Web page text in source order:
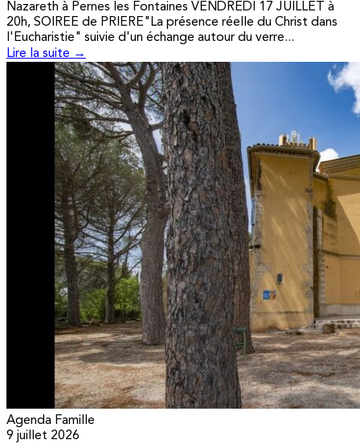
Nazareth à Pernes les Fontaines VENDREDI 17 JUILLET à
20h, SOIREE de PRIERE"La présence réelle du Christ dans
l'Eucharistie" suivie d'un échange autour du verre...
Lire la suite →
Agenda Famille
9 juillet 2026